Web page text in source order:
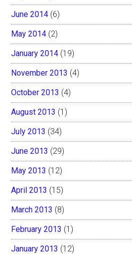
June 2014 (6)
May 2014 (2)
January 2014 (19)
November 2013 (4)
October 2013 (4)
August 2013 (1)
July 2013 (34)
June 2013 (29)
May 2013 (12)
April 2013 (15)
March 2013 (8)
February 2013 (1)
January 2013 (12)